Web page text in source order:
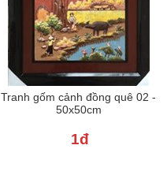
Tranh gốm cảnh đồng quê 02 -
50x50cm
1đ